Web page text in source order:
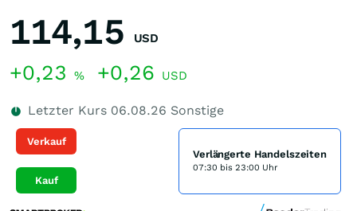
114,15 USD
+0,23 % +0,26 USD
Letzter Kurs 06.08.26 Sonstige
Verkauf
Kauf
Verlängerte Handelszeiten
07:30 bis 23:00 Uhr